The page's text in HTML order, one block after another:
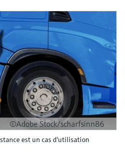
©Adobe Stock/scharfsinn86
est un cas d'utilisation